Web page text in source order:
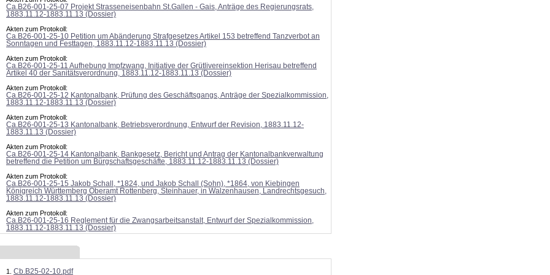
Ca.B26-001-25-07 Projekt Strasseneisenbahn St.Gallen - Gais, Anträge des Regierungsrats,
1883.11.12-1883.11.13 (Dossier)
Akten zum Protokoll:
Ca.B26-001-25-10 Petition um Abänderung Strafgesetzes Artikel 153 betreffend Tanzverbot an
Sonntagen und Festtagen, 1883.11.12-1883.11.13 (Dossier)
Akten zum Protokoll:
Ca.B26-001-25-11 Aufhebung Impfzwang, Initiative der Grütlivereinsektion Herisau betreffend
Artikel 40 der Sanitätsverordnung, 1883.11.12-1883.11.13 (Dossier)
Akten zum Protokoll:
Ca.B26-001-25-12 Kantonalbank, Prüfung des Geschäftsgangs, Anträge der Spezialkommission,
1883.11.12-1883.11.13 (Dossier)
Akten zum Protokoll:
Ca.B26-001-25-13 Kantonalbank, Betriebsverordnung, Entwurf der Revision, 1883.11.12-
1883.11.13 (Dossier)
Akten zum Protokoll:
Ca.B26-001-25-14 Kantonalbank, Bankgesetz, Bericht und Antrag der Kantonalbankverwaltung
betreffend die Petition um Bürgschaftsgeschäfte, 1883.11.12-1883.11.13 (Dossier)
Akten zum Protokoll:
Ca.B26-001-25-15 Jakob Schall, *1824, und Jakob Schall (Sohn), *1864, von Kiebingen
Königreich Württemberg Oberamt Rottenberg, Steinhauer, in Walzenhausen, Landrechtsgesuch,
1883.11.12-1883.11.13 (Dossier)
Akten zum Protokoll:
Ca.B26-001-25-16 Reglement für die Zwangsarbeitsanstalt, Entwurf der Spezialkommission,
1883.11.12-1883.11.13 (Dossier)
Cb.B25-02-10.pdf